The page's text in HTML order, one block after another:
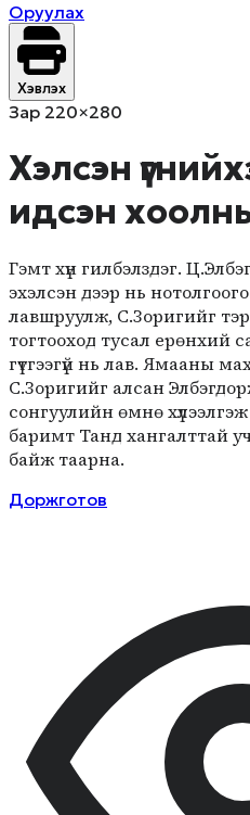
Оруулах
Хэвлэх
Зар 220×280
Хэлсэн
идсэн
Гэмт хүн гилбэлздэг.
эхэлсэн дээр нь
лавшруулж, С.Зоригийг тэр
тогтооход тусал ерөнхий
гүтгээгүй нь лав. Ямааны
С.Зоригийг алсан
сонгуулийн өмнө
баримт Танд хангалттай
байж таарна.
Доржготов